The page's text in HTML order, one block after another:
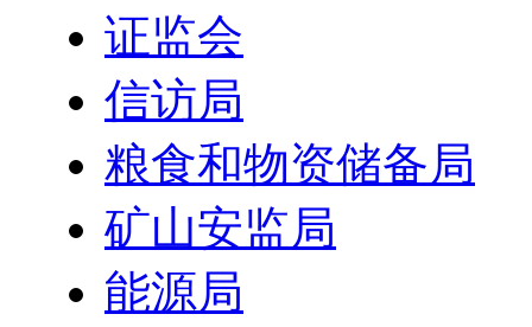
证监会
信访局
粮食和物资储备局
矿山安监局
能源局